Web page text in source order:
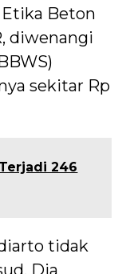
Etika Beton
diwenangi
sekitar Rp
246
tidak
Dia